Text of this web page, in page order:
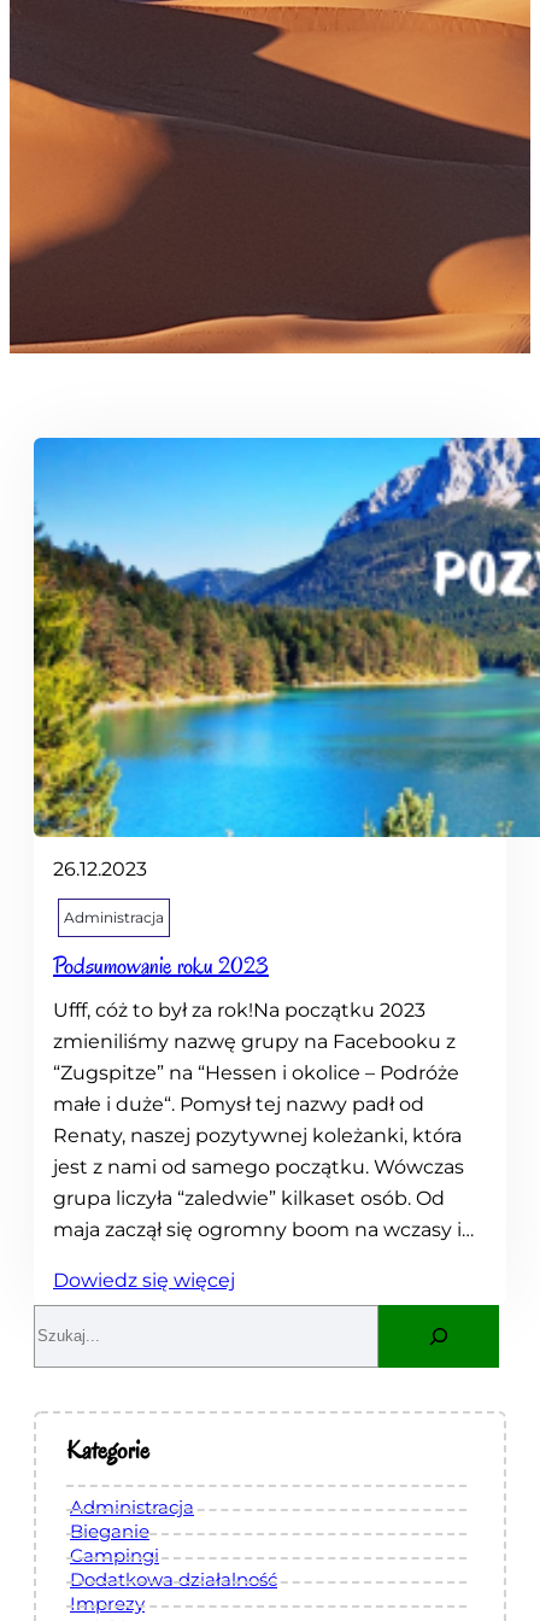
26.12.2023
Administracja
Podsumowanie roku 2023
Ufff, cóż to był za rok!Na początku 2023
zmieniliśmy nazwę grupy na Facebooku z
“Zugspitze” na “Hessen i okolice – Podróże
małe i duże“. Pomysł tej nazwy padł od
Renaty, naszej pozytywnej koleżanki, która
jest z nami od samego początku. Wówczas
grupa liczyła “zaledwie” kilkaset osób. Od
maja zaczął się ogromny boom na wczasy i…
Dowiedz się więcej
P
d
w
a
n
r
c
h
Kategorie
Administracja
Bieganie
Campingi
Dodatkowa działalność
Imprezy